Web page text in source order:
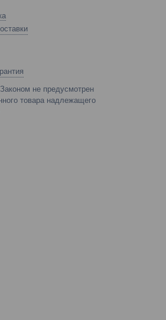
Законом не предусмотрен
товара надлежащего